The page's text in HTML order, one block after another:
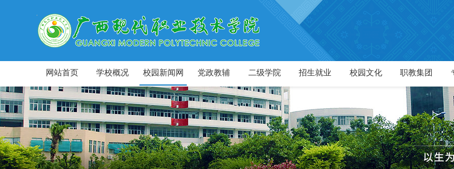
网站首页 学校概况 校园新闻网 党政教辅 二级学院 招生就业 校园文化 职教集团